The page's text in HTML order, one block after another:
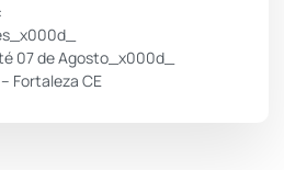
07 de Agosto_x000d_
Fortaleza CE